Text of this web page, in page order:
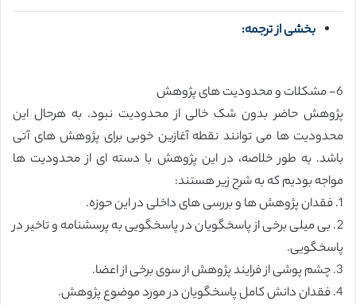
بخشی از ترجمه:
6- مشکلات و محدودیت های پژوهش
پژوهش حاضر بدون شک خالی از محدودیت نبود. به هرحال این
محدودیت ها می توانند نقطه آغازین خوبی برای پژوهش های آتی
باشد. به طور خلاصه، در این پژوهش با دسته ای از محدودیت ها
مواجه بودیم که به شرح زیر هستند:
1. فقدان پژوهش ها و بررسی های داخلی در این حوزه.
2. بی میلی برخی از پاسخگویان در پاسخگویی به پرسشنامه و تاخیر در
پاسخگویی.
3. چشم پوشی از فرایند پژوهش از سوی برخی از اعضا.
4. فقدان دانش کامل پاسخگویان در مورد موضوع پژوهش.